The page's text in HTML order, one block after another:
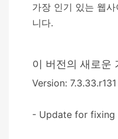
가장 인기 있는 웹
니다.
이 버전의 새로운
Version: 7.3.33.r131
- Update for fixing